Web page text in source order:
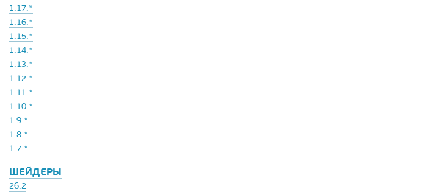
1.17.*
1.16.*
1.15.*
1.14.*
1.13.*
1.12.*
1.11.*
1.10.*
1.9.*
1.8.*
1.7.*
ШЕЙДЕРЫ
26.2